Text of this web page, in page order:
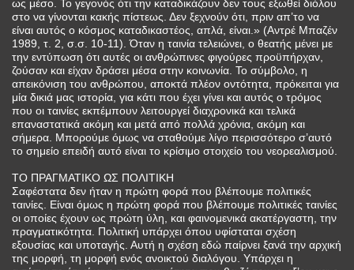
ως μέσο. Το γεγονός ότι την καταδικάζουν δεν τους εξωθεί διόλου
στο να γίνονται κακής πίστεως. Δεν ξεχνούν ότι, πριν απ’το να
είναι αυτός ο κόσμος καταδικαστέος, απλά, είναι.» (Αντρέ Μπαζέν
1989, τ. 2, σ.σ. 10-11). Όταν η ταινία τελειώνει, ο θεατής μένει με
την εντύπωση ότι αυτές οι ανθρώπινες φιγούρες προϋπήρχαν,
ζούσαν και είχαν δράσει μέσα στην κοινωνία. Το σύμβολο, η
απεικόνιση του ανθρώπου, αποκτά πλέον οντότητα, πρόκειται για
μία δικιά μας ιστορία, για κάτι που έχει γίνει και αυτός ο τρόμος
που οι ταινίες εκπέμπουν λειτουργεί διαχρονικά και τελικά
επαναστατικά ακόμη και μετά από πολλά χρόνια, ακόμη και
σήμερα. Μπορούμε όμως να σταθούμε λίγο περισσότερο σ’αυτό
το σημείο επειδή αυτό είναι το κρίσιμο στοιχείο του νεορεαλισμού.
ΤΟ ΠΡΑΓΜΑΤΙΚΟ ΩΣ ΠΟΛΙΤΙΚΗ
Σαφέστατα δεν ήταν η πρώτη φορά που βλέπουμε πολιτικές
ταινίες. Είναι όμως η πρώτη φορά που βλέπουμε πολιτικές ταινίες
οι οποίες έχουν ως πρώτη ύλη, και φαινομενικά ακατέργαστη, την
πραγματικότητα. Πολιτική υπάρχει όπου υφίσταται σχέση
εξουσίας και υποταγής. Αυτή η σχέση εδώ παίρνει ξανά την αρχική
της μορφή, τη μορφή ενός ανοικτού διαλόγου. Υπάρχει η